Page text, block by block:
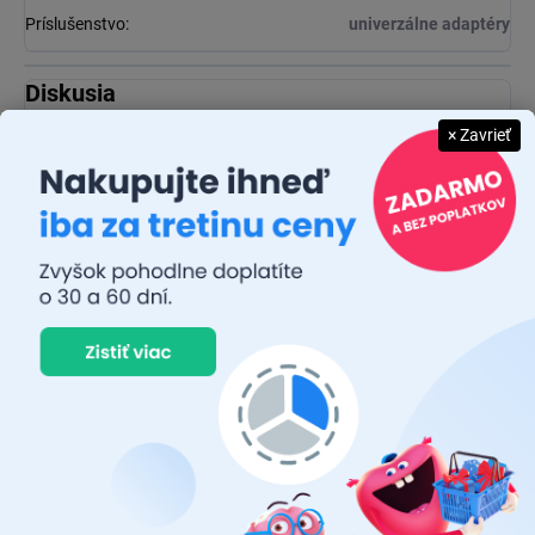
Príslušenstvo: univerzálne adaptéry
Diskusia
Pridať komentár
JUDR. EMÍLIA MUŠKOVÁ
× Zavrieť